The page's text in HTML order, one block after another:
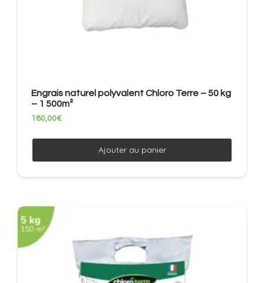
Engrais naturel polyvalent Chloro Terre – 50 kg
– 1 500m²
180,00€
Ajouter au panier